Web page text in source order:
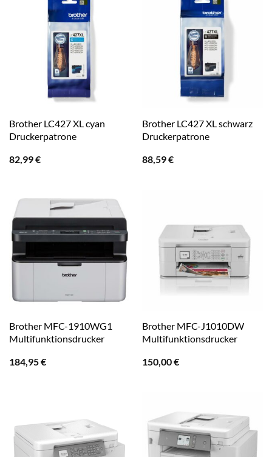
Brother LC427 XL cyan
Druckerpatrone
82,99€
Brother LC427 XL schwarz
Druckerpatrone
88,59€
Brother MFC-1910WG1
Multifunktionsdrucker
184,95€
Brother MFC-J1010DW
Multifunktionsdrucker
150,00€